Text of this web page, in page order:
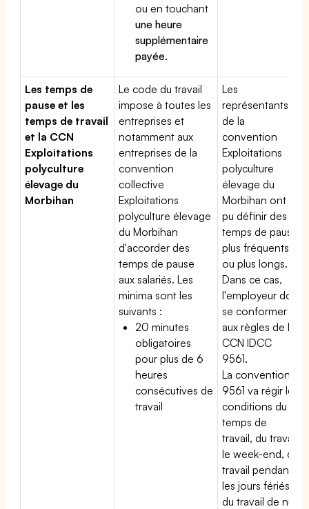
ou en touchant
une heure
supplémentaire
payée.
Les temps de
pause et les
temps de travail
et la CCN
Exploitations
polyculture
élevage du
Morbihan
Le code du travail
impose à toutes les
entreprises et
notamment aux
entreprises de la
convention
collective
Exploitations
polyculture élevage
du Morbihan
d'accorder des
temps de pause
aux salariés. Les
minima sont les
suivants :
20 minutes
obligatoires
pour plus de 6
heures
consécutives de
travail
Les
représentants
de la
convention
Exploitations
polyculture
élevage du
Morbihan ont
pu définir des
temps de pause
plus fréquents
ou plus longs.
Dans ce cas,
l'employeur doit
se conformer
aux règles de la
CCN IDCC
9561.
La convention
9561 va régir les
conditions du
temps de
travail, du travail
le week-end, du
travail pendant
les jours fériés,
du travail de nuit